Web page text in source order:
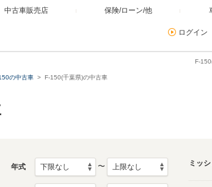
中古車販売店 保険/ローン/他
ログイン
F-
の中古車 F-150(千葉県)の中古車
年式 〜 ミッ